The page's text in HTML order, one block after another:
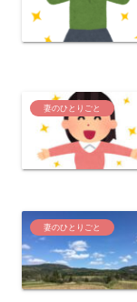
妻のひとりごと
妻のひとりごと